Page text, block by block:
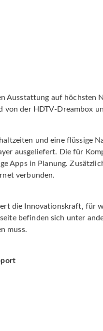
auf höchsten
von der HDTV-Dreambox
und eine
ausgeliefert. Die für
Apps in Planung.
verbunden.
die Innovationskraft, für
befinden sich unter
muss.